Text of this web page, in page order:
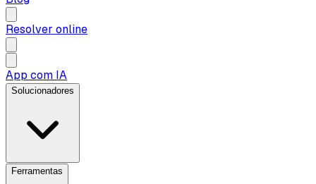
Resolver online
App com IA
Solucionadores
Ferramentas